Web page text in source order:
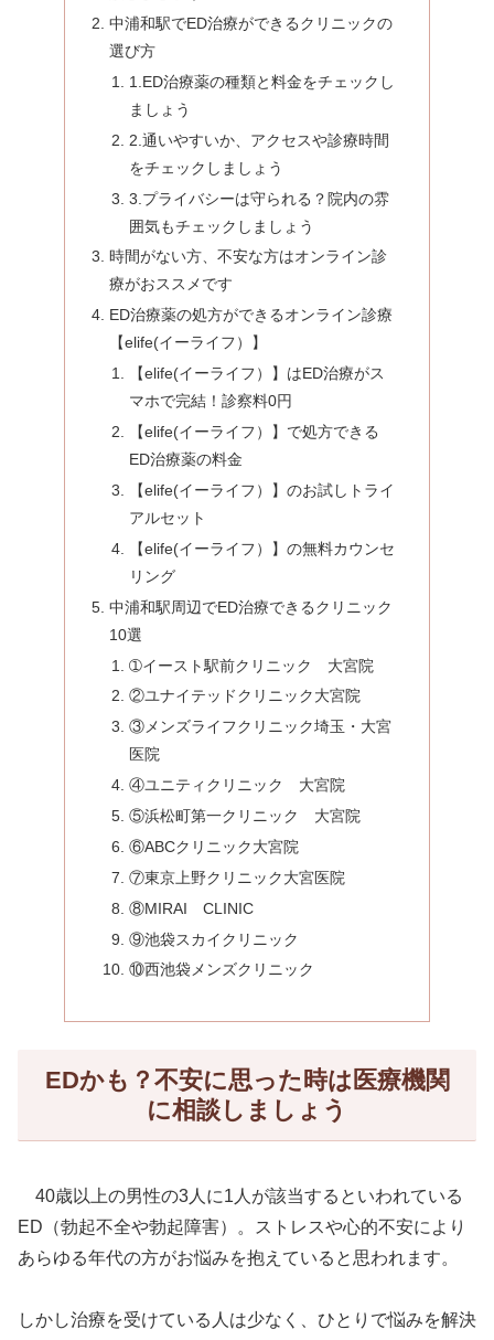
中浦和駅でED治療ができるクリニックの
選び方
1.ED治療薬の種類と料金をチェックし
ましょう
2.通いやすいか、アクセスや診療時間
をチェックしましょう
3.プライバシーは守られる？院内の雰
囲気もチェックしましょう
時間がない方、不安な方はオンライン診
療がおススメです
ED治療薬の処方ができるオンライン診療
【elife(イーライフ）】
【elife(イーライフ）】はED治療がス
マホで完結！診察料0円
【elife(イーライフ）】で処方できる
ED治療薬の料金
【elife(イーライフ）】のお試しトライ
アルセット
【elife(イーライフ）】の無料カウンセ
リング
中浦和駅周辺でED治療できるクリニック
10選
➀イースト駅前クリニック 大宮院
②ユナイテッドクリニック大宮院
③メンズライフクリニック埼玉・大宮
医院
④ユニティクリニック 大宮院
⑤浜松町第一クリニック 大宮院
⑥ABCクリニック大宮院
⑦東京上野クリニック大宮医院
⑧MIRAI CLINIC
⑨池袋スカイクリニック
⑩西池袋メンズクリニック
EDかも？不安に思った時は医療機関
に相談しましょう
40歳以上の男性の3人に1人が該当するといわれている
ED（勃起不全や勃起障害）。ストレスや心的不安により
あらゆる年代の方がお悩みを抱えていると思われます。
しかし治療を受けている人は少なく、ひとりで悩みを解決